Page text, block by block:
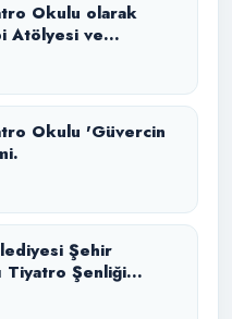
Okulu olarak
Atölyesi ve
sürecimizi
Okulu 'Güvercin
Şehir
Tiyatro Şenliği